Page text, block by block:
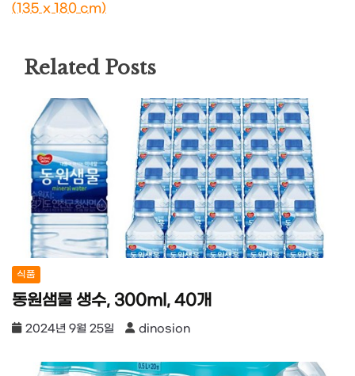
(135 x 180 cm)
Related Posts
식품
동원샘물 생수, 300ml, 40개
2024년 9월 25일 dinosion